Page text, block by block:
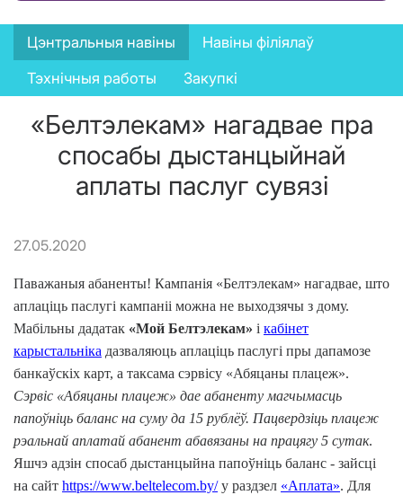
News
menu
Цэнтральныя навіны
Навіны філіялаў
Тэхнічныя работы
Закупкі
«Белтэлекам» нагадвае пра
спосабы дыстанцыйнай
аплаты паслуг сувязі
27.05.2020
Паважаныя абаненты! Кампанія «Белтэлекам» нагадвае, што
аплаціць паслугі кампаніі можна не выходзячы з дому.
Мабільны дадатак «Мой Белтэлекам» і кабінет
карыстальніка дазваляюць аплаціць паслугі пры дапамозе
банкаўскіх карт, а таксама сэрвісу «Абяцаны плацеж».
Сэрвіс «Абяцаны плацеж» дае абаненту магчымасць
папоўніць баланс на суму да 15 рублёў. Пацвердзіць плацеж
рэальнай аплатай абанент абавязаны на працягу 5 сутак.
Яшчэ адзін спосаб дыстанцыйна папоўніць баланс - зайсці
на сайт https://www.beltelecom.by/ у раздзел «Аплата». Для